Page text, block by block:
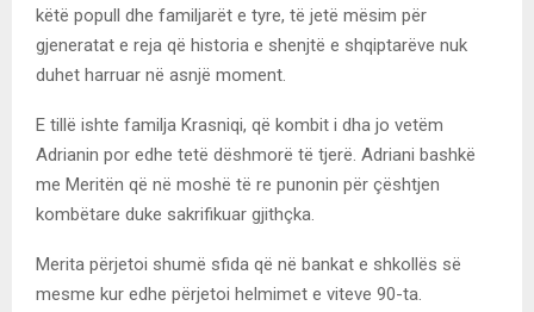
këtë popull dhe familjarët e tyre, të jetë mësim për
gjeneratat e reja që historia e shenjtë e shqiptarëve nuk
duhet harruar në asnjë moment.
E tillë ishte familja Krasniqi, që kombit i dha jo vetëm
Adrianin por edhe tetë dëshmorë të tjerë. Adriani bashkë
me Meritën që në moshë të re punonin për çështjen
kombëtare duke sakrifikuar gjithçka.
Merita përjetoi shumë sfida që në bankat e shkollës së
mesme kur edhe përjetoi helmimet e viteve 90-ta.